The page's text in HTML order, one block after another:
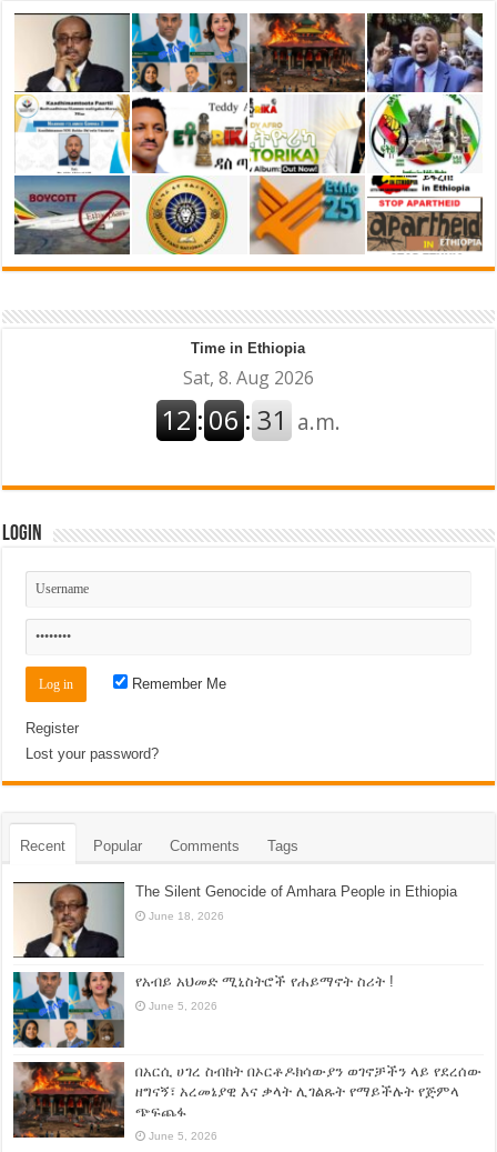
Time in Ethiopia
Login
Remember Me
Register
Lost your password?
Recent Popular Comments Tags
The Silent Genocide of Amhara People in Ethiopia
June 18, 2026
የአብይ አህመድ ሚኒስትሮች የሐይማኖት ስሪት !
June 5, 2026
በአርሲ ሀገረ ስብከት በኦርቶዶክሳውያን ወገኖቻችን ላይ የደረሰው
ዘግናኝ፣ አረመኔያዊ እና ቃላት ሊገልጹት የማይችሉት የጅምላ
ጭፍጨፋ
June 5, 2026